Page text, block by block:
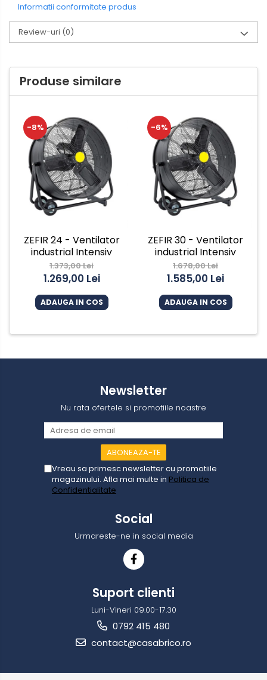
Informatii conformitate produs
Review-uri (0)
Produse similare
-8%
ZEFIR 24 - Ventilator
industrial Intensiv
1.373,00 Lei
1.269,00 Lei
ADAUGA IN COS
-6%
ZEFIR 30 - Ventilator
industrial Intensiv
1.678,00 Lei
1.585,00 Lei
ADAUGA IN COS
Newsletter
Nu rata ofertele si promotiile noastre
Vreau sa primesc newsletter cu promotiile
magazinului. Afla mai multe in Politica de
Confidentialitate
Social
Urmareste-ne in social media
Suport clienti
Luni-Vineri 09.00-17.30
0792 415 480
contact@casabrico.ro